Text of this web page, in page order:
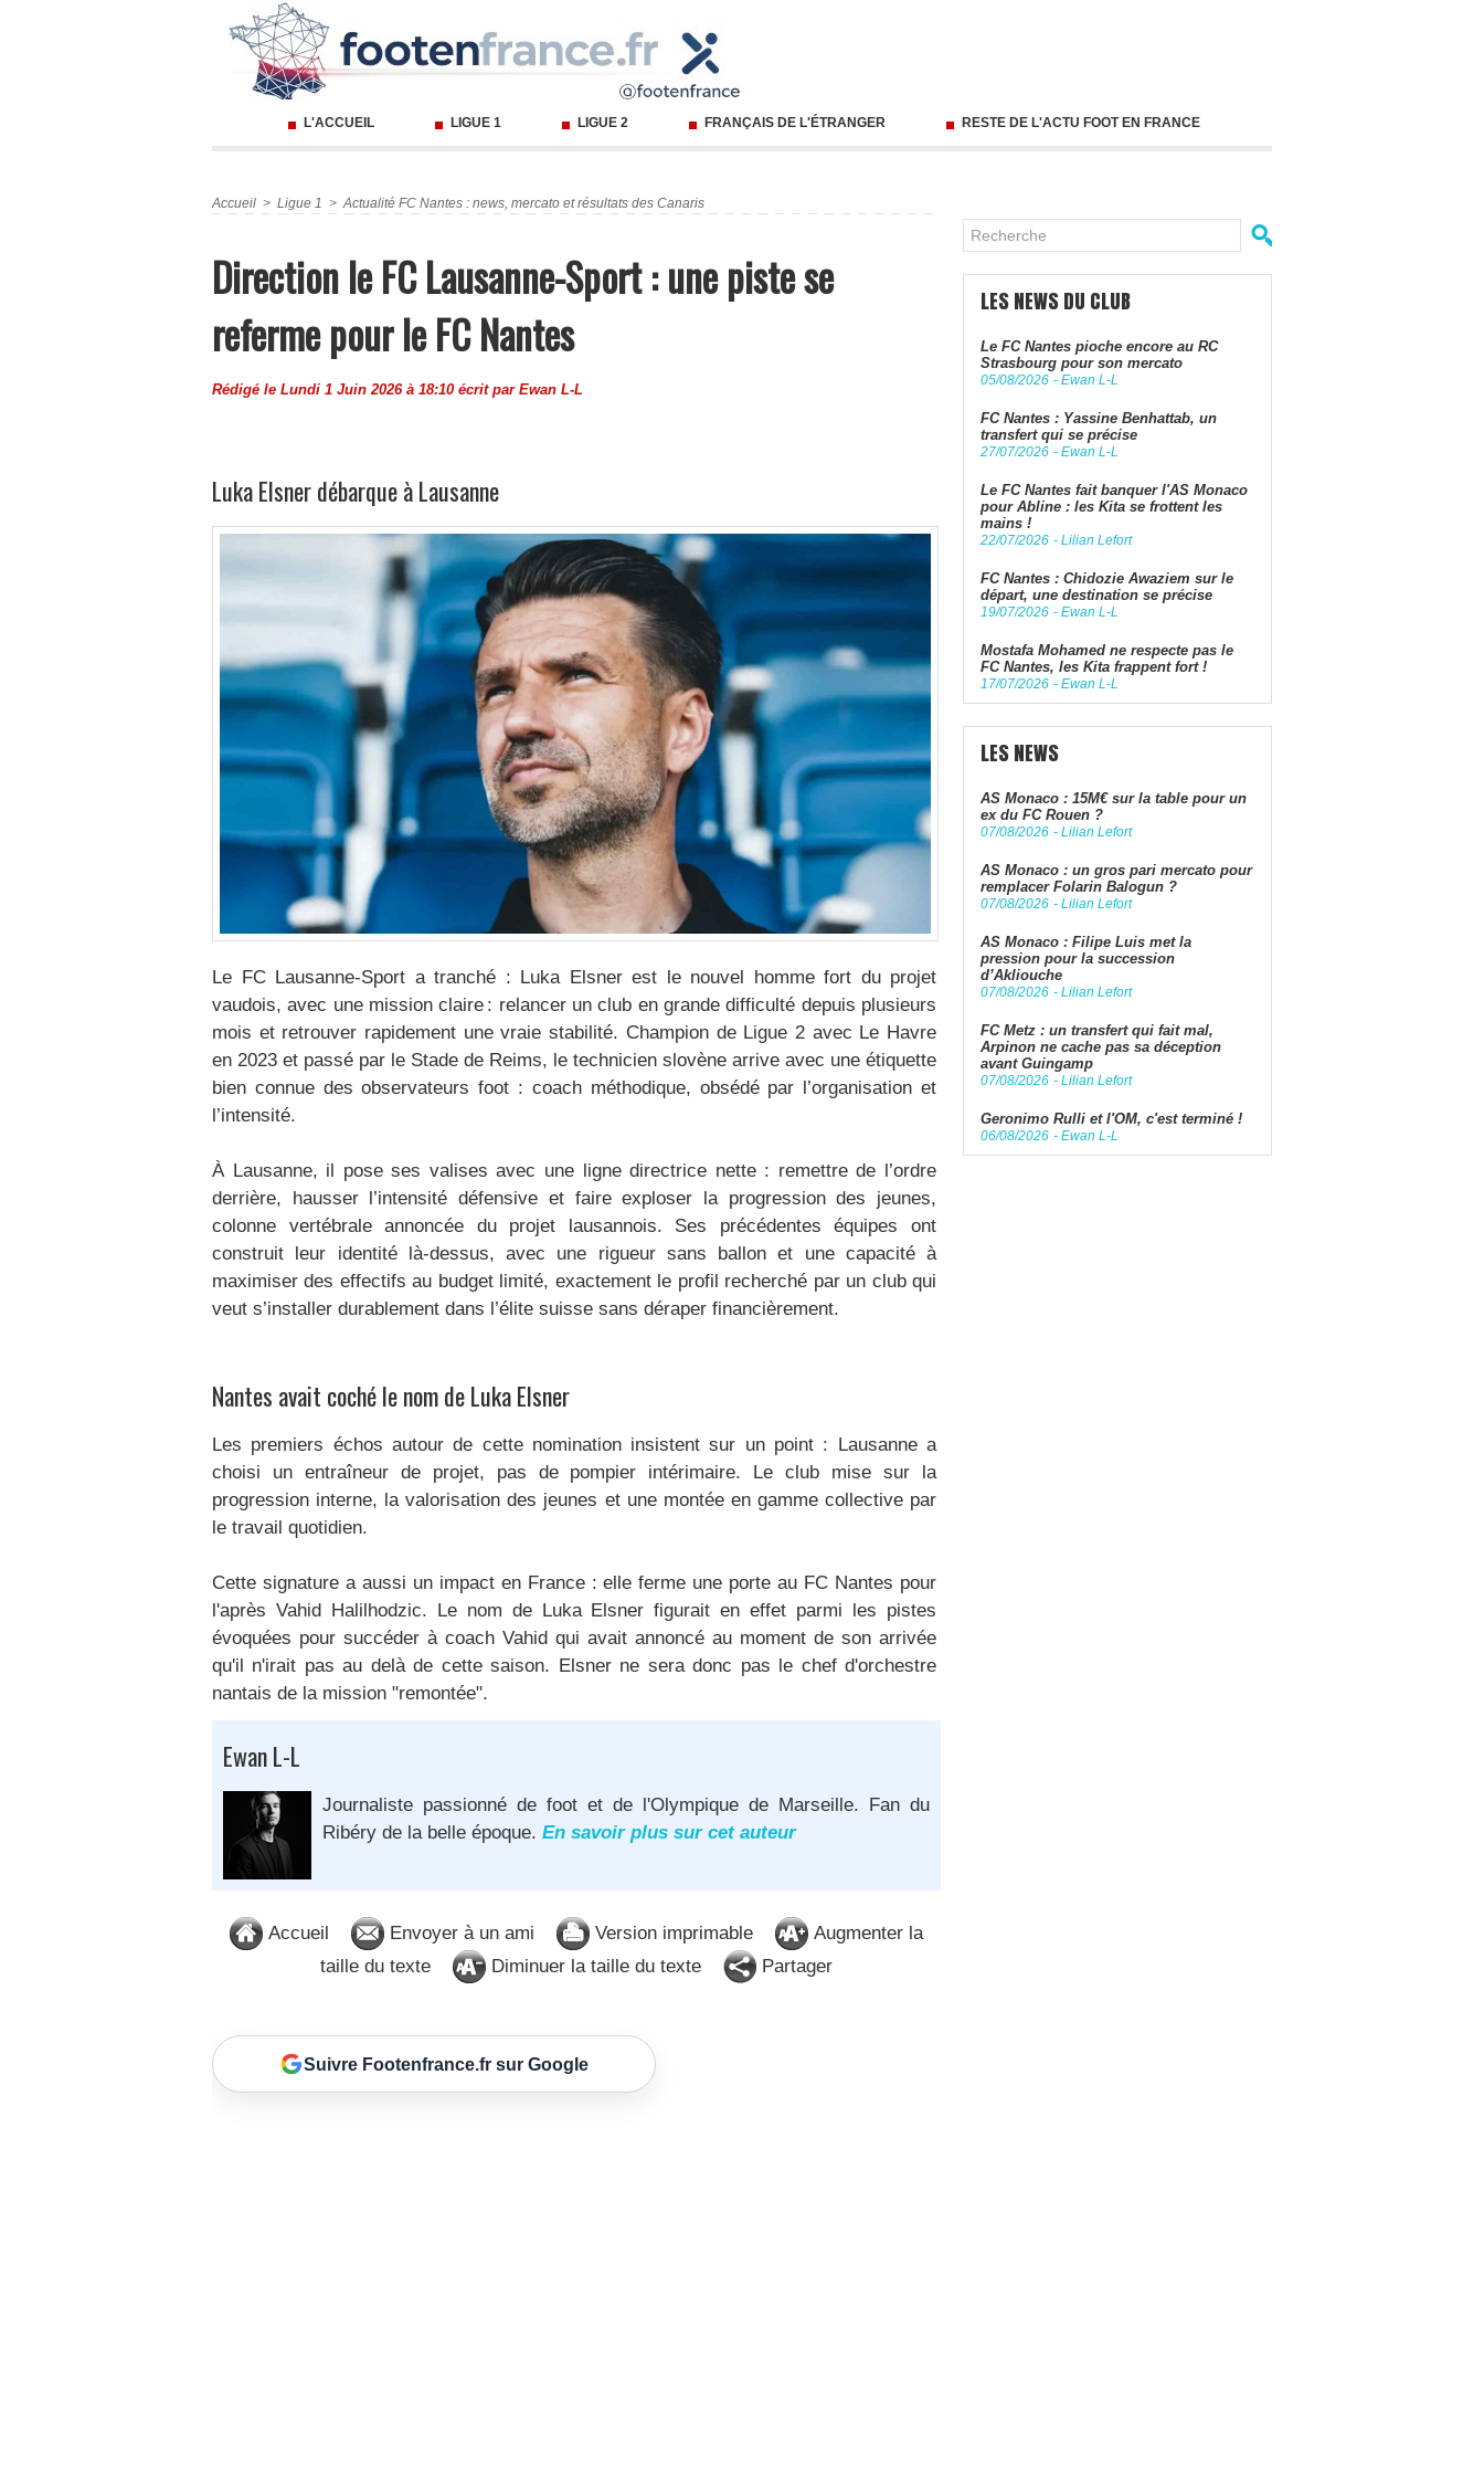
L'ACCUEIL LIGUE 1 LIGUE 2 FRANÇAIS DE L'ÉTRANGER RESTE DE L'ACTU FOOT EN FRANCE
Accueil > Ligue 1 > Actualité FC Nantes : news, mercato et résultats des Canaris
Direction le FC Lausanne-Sport : une piste se
referme pour le FC Nantes
Rédigé le Lundi 1 Juin 2026 à 18:10 écrit par Ewan L-L
Luka Elsner débarque à Lausanne
Le FC Lausanne-Sport a tranché : Luka Elsner est le nouvel homme fort du projet
vaudois, avec une mission claire : relancer un club en grande difficulté depuis plusieurs
mois et retrouver rapidement une vraie stabilité. Champion de Ligue 2 avec Le Havre
en 2023 et passé par le Stade de Reims, le technicien slovène arrive avec une étiquette
bien connue des observateurs foot : coach méthodique, obsédé par l’organisation et
l’intensité.
À Lausanne, il pose ses valises avec une ligne directrice nette : remettre de l’ordre
derrière, hausser l’intensité défensive et faire exploser la progression des jeunes,
colonne vertébrale annoncée du projet lausannois. Ses précédentes équipes ont
construit leur identité là-dessus, avec une rigueur sans ballon et une capacité à
maximiser des effectifs au budget limité, exactement le profil recherché par un club qui
veut s’installer durablement dans l’élite suisse sans déraper financièrement.
Nantes avait coché le nom de Luka Elsner
Les premiers échos autour de cette nomination insistent sur un point : Lausanne a
choisi un entraîneur de projet, pas de pompier intérimaire. Le club mise sur la
progression interne, la valorisation des jeunes et une montée en gamme collective par
le travail quotidien.
Cette signature a aussi un impact en France : elle ferme une porte au FC Nantes pour
l'après Vahid Halilhodzic. Le nom de Luka Elsner figurait en effet parmi les pistes
évoquées pour succéder à coach Vahid qui avait annoncé au moment de son arrivée
qu'il n'irait pas au delà de cette saison. Elsner ne sera donc pas le chef d'orchestre
nantais de la mission "remontée".
Ewan L-L
Journaliste passionné de foot et de l'Olympique de Marseille. Fan du
Ribéry de la belle époque. En savoir plus sur cet auteur
Accueil Envoyer à un ami Version imprimable
Augmenter la
taille du texte
Diminuer la taille du texte Partager
Suivre Footenfrance.fr sur Google
LES NEWS DU CLUB
Le FC Nantes pioche encore au RC
Strasbourg pour son mercato
05/08/2026 - Ewan L-L
FC Nantes : Yassine Benhattab, un
transfert qui se précise
27/07/2026 - Ewan L-L
Le FC Nantes fait banquer l'AS Monaco
pour Abline : les Kita se frottent les
mains !
22/07/2026 - Lilian Lefort
FC Nantes : Chidozie Awaziem sur le
départ, une destination se précise
19/07/2026 - Ewan L-L
Mostafa Mohamed ne respecte pas le
FC Nantes, les Kita frappent fort !
17/07/2026 - Ewan L-L
LES NEWS
AS Monaco : 15M€ sur la table pour un
ex du FC Rouen ?
07/08/2026 - Lilian Lefort
AS Monaco : un gros pari mercato pour
remplacer Folarin Balogun ?
07/08/2026 - Lilian Lefort
AS Monaco : Filipe Luis met la
pression pour la succession
d’Akliouche
07/08/2026 - Lilian Lefort
FC Metz : un transfert qui fait mal,
Arpinon ne cache pas sa déception
avant Guingamp
07/08/2026 - Lilian Lefort
Geronimo Rulli et l'OM, c'est terminé !
06/08/2026 - Ewan L-L